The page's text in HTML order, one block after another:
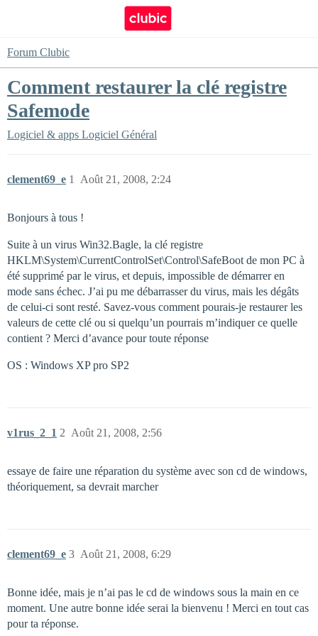
Forum Clubic
Comment restaurer la clé registre
Safemode
Logiciel & apps Logiciel Général
clement69_e Août 21, 2008, 2:24
1
Bonjours à tous !
Suite à un virus Win32.Bagle, la clé registre
HKLM\System\CurrentControlSet\Control\SafeBoot de mon PC à
été supprimé par le virus, et depuis, impossible de démarrer en
mode sans échec. J’ai pu me débarrasser du virus, mais les dégâts
de celui-ci sont resté. Savez-vous comment pourais-je restaurer les
valeurs de cette clé ou si quelqu’un pourrais m’indiquer ce quelle
contient ? Merci d’avance pour toute réponse
OS : Windows XP pro SP2
v1rus_2_1 Août 21, 2008, 2:56
2
essaye de faire une réparation du système avec son cd de windows,
théoriquement, sa devrait marcher
clement69_e Août 21, 2008, 6:29
3
Bonne idée, mais je n’ai pas le cd de windows sous la main en ce
moment. Une autre bonne idée serai la bienvenu ! Merci en tout cas
pour ta réponse.